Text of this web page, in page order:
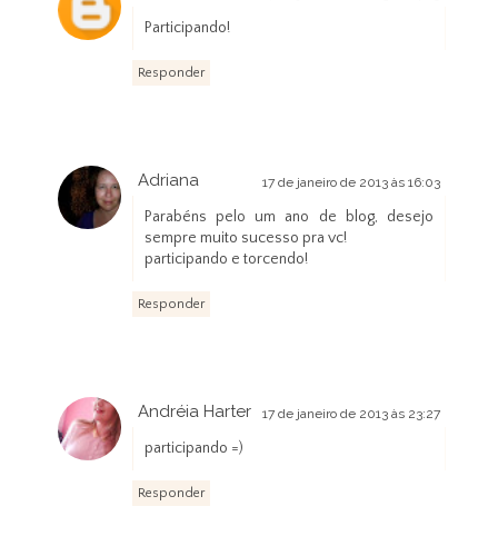
Participando!
Responder
Adriana 17 de janeiro de 2013 às 16:03
Parabéns pelo um ano de blog, desejo
sempre muito sucesso pra vc!
participando e torcendo!
Responder
Andréia Harter 17 de janeiro de 2013 às 23:27
participando =)
Responder